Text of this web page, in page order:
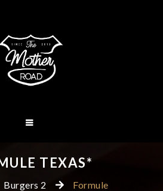
TEXAS*
Burgers 2
Formule